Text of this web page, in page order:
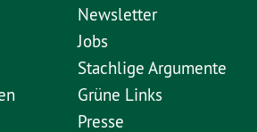
Newsletter
Jobs
Stachlige Argumente
Grüne Links
Presse